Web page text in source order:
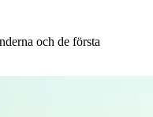
och de första